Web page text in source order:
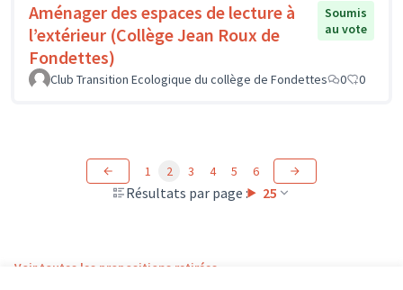
Aménager des espaces de lecture à
l’extérieur (Collège Jean Roux de
Fondettes)
Soumis
au vote
Club Transition Ecologique du collège de Fondettes 0 0
Résultats par page : 25
1 2 3 4 5 6
Voir toutes les propositions retirées